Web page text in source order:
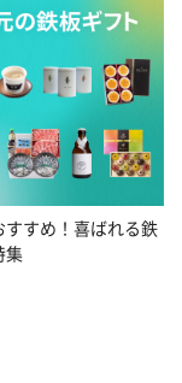
すすめ！喜ばれる鉄
集